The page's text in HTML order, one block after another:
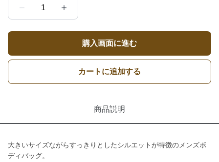
1
購入画面に進む
カートに追加する
商品説明
大きいサイズながらすっきりとしたシルエットが特徴のメンズボ
ディバッグ。